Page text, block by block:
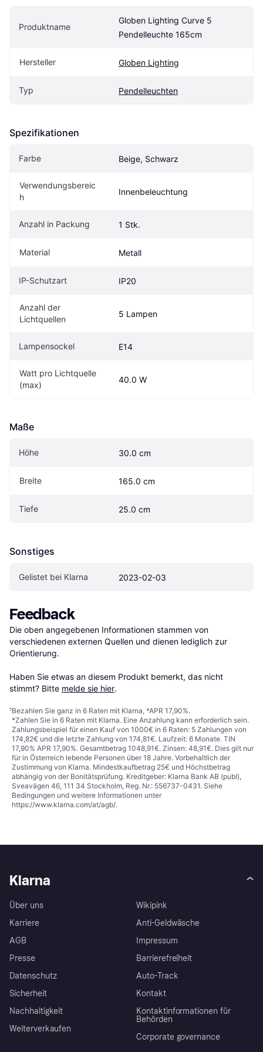
Produktname
Globen Lighting Curve 5
Pendelleuchte 165cm
Hersteller Globen Lighting
Typ Pendelleuchten
Spezifikationen
Farbe Beige, Schwarz
Verwendungsbereic
h
Innenbeleuchtung
Anzahl in Packung 1 Stk.
Material Metall
IP-Schutzart IP20
Anzahl der
Lichtquellen
5 Lampen
Lampensockel E14
Watt pro Lichtquelle
(max)
40.0 W
Maße
Höhe 30.0 cm
Breite 165.0 cm
Tiefe 25.0 cm
Sonstiges
Gelistet bei Klarna 2023-02-03
Feedback
Die oben angegebenen Informationen stammen von
verschiedenen externen Quellen und dienen lediglich zur
Orientierung.
Haben Sie etwas an diesem Produkt bemerkt, das nicht
stimmt? Bitte melde sie hier.
¹Bezahlen Sie ganz in 6 Raten mit Klarna, *APR 17,90%.
*Zahlen Sie in 6 Raten mit Klarna. Eine Anzahlung kann erforderlich sein.
Zahlungsbeispiel für einen Kauf von 1000€ in 6 Raten: 5 Zahlungen von
174,82€ und die letzte Zahlung von 174,81€. Laufzeit: 6 Monate. TIN
17,90% APR 17,90%. Gesamtbetrag 1048,91€. Zinsen: 48,91€. Dies gilt nur
für in Österreich lebende Personen über 18 Jahre. Vorbehaltlich der
Zustimmung von Klarna. Mindestkaufbetrag 25€ und Höchstbetrag
abhängig von der Bonitätsprüfung. Kreditgeber: Klarna Bank AB (publ),
Sveavägen 46, 111 34 Stockholm, Reg. Nr.: 556737-0431. Siehe
Bedingungen und weitere Informationen unter
https://www.klarna.com/at/agb/.
Klarna
Über uns
Karriere
AGB
Presse
Datenschutz
Sicherheit
Nachhaltigkeit
Weiterverkaufen
Wikipink
Anti-Geldwäsche
Impressum
Barrierefreiheit
Auto-Track
Kontakt
Kontaktinformationen für
Behörden
Corporate governance